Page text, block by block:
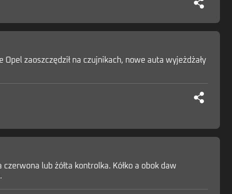
zaoszczędził na czujnikach, nowe auta wyjeżdżały
lub żółta kontrolka. Kółko a obok daw